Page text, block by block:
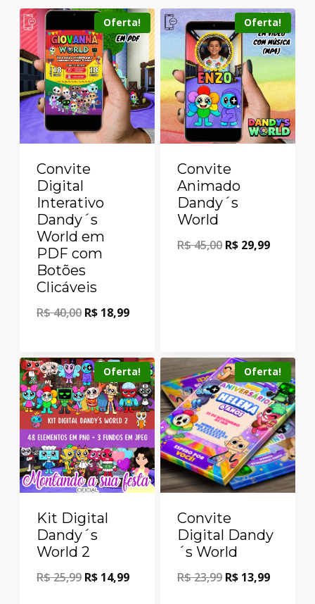
Oferta!
Convite
Digital
Interativo
Dandy´s
World em
PDF com
Botões
Clicáveis
R$40,00 R$ 18,99
Oferta!
Convite
Animado
Dandy´s
World
R$45,00 R$ 29,99
Oferta!
Kit Digital
Dandy´s
World 2
R$25,99 R$ 14,99
Oferta!
Convite
Digital Dandy
´s World
R$23,99 R$ 13,99